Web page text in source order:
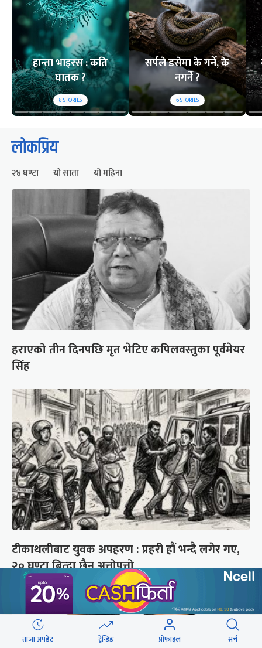
हान्ता भाइरस : कति
घातक ?
8STORIES
सर्पले डसेमा के गर्ने, के
नगर्ने ?
6STORIES
लोकप्रिय
२४ घण्टा यो साता यो महिना
हराएको तीन दिनपछि मृत भेटिए कपिलवस्तुका पूर्वमेयर
सिंह
टीकाथलीबाट युवक अपहरण : प्रहरी हौं भन्दै लगेर गए,
२० घण्टा बित्दा छैन अत्तोपत्तो
ताजा अपडेट ट्रेन्डिङ प्रोफाइल सर्च